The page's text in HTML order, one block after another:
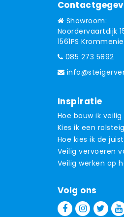
Showroom:
Noordervaartdijk
1561PS Krommenie
085 273 5892
Inspiratie
Hoe bouw ik
Kies ik een
Hoe kies ik de
Veilig vervoeren
Veilig werken op
Volg ons